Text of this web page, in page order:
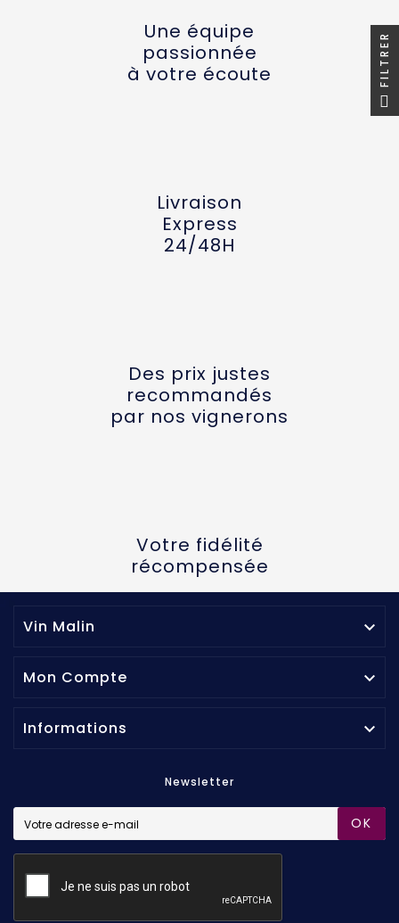
Une équipe
passionnée
à votre écoute
Livraison
Express
24/48H
Des prix justes
recommandés
par nos vignerons
Votre fidélité
récompensée
Vin Malin 
Mon Compte 
Informations 
Newsletter
OK
FILTRER